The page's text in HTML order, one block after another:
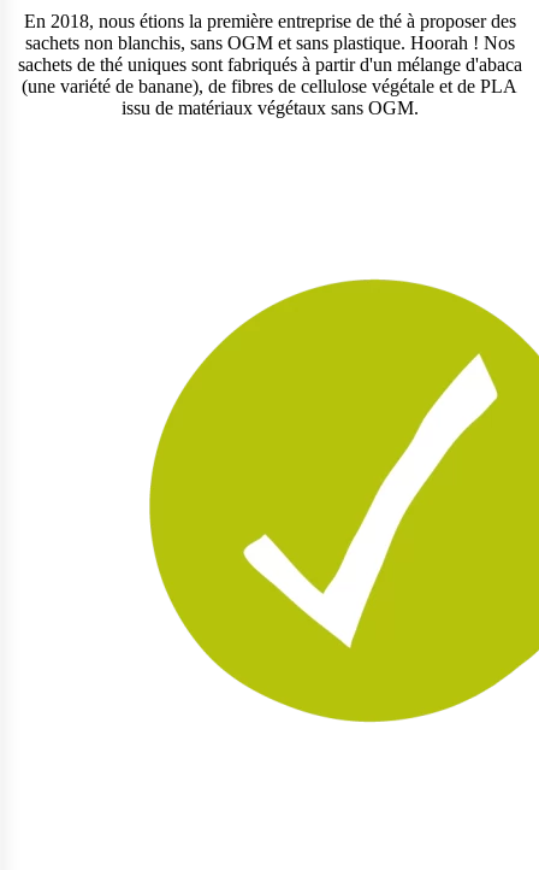
En 2018, nous étions la première entreprise de thé à proposer des
sachets non blanchis, sans OGM et sans plastique. Hoorah ! Nos
sachets de thé uniques sont fabriqués à partir d'un mélange d'abaca
(une variété de banane), de fibres de cellulose végétale et de PLA
issu de matériaux végétaux sans OGM.